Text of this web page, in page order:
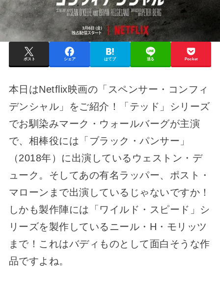
ポスト シェア はてブ 送る Pocket
本日はNetflix映画の「スペンサー・コンフィ
デンシャル」をご紹介！「テッド」シリーズ
でお馴染みマーク・ウォールバーグが主演
で、相棒役には「ブラック・パンサー」
（2018年）に出演しているウェストン・デ
ューク。そしてあの有名ラッパー、ポスト・
マローンまで出演しているじゃないですか！
しかも製作陣には「ワイルド・スピード」シ
リーズを製作しているニール・H・モリッツ
まで！これはバディものとして面白そうな作
品ですよね。